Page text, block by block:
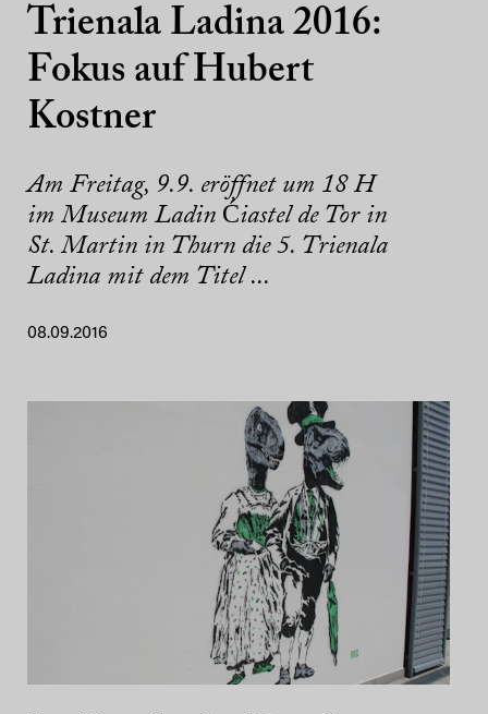
Trienala Ladina 2016:
Fokus auf Hubert
Kostner
Am Freitag, 9.9. eröffnet um 18 H
im Museum Ladin Ćiastel de Tor in
St. Martin in Thurn die 5. Trienala
Ladina mit dem Titel ...
08.09.2016